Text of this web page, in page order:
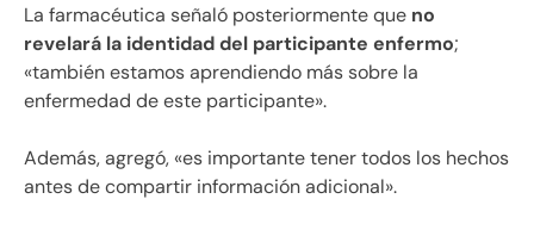
La farmacéutica señaló posteriormente que no
revelará la identidad del participante enfermo;
«también estamos aprendiendo más sobre la
enfermedad de este participante».
Además, agregó, «es importante tener todos los hechos
antes de compartir información adicional».